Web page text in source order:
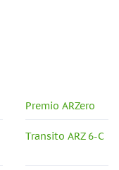
Premio ARZero
Transito ARZ 6-C